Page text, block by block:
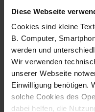
Diese Webseite
Cookies sind kleine
B. Computer,
werden und
Wir verwenden
unserer Webseite
Einwilligung benötigen.
solche Cookies des
dabei helfen, die
Fotografo: Lorenz
Sternbach
Download